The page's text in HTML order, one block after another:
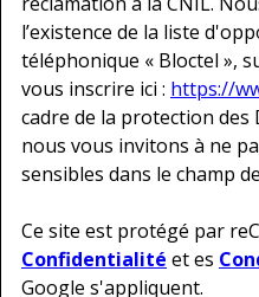
l’existence de la liste
téléphonique « Bloctel »,
vous inscrire ici : https://
cadre de la protection
nous vous invitons à ne
sensibles dans le champ
Ce site est protégé par
Confidentialité et es
Google s'appliquent.